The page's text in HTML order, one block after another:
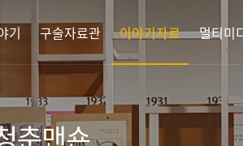
기 구술자료관 이야기자료 멀티미
춘맨숀